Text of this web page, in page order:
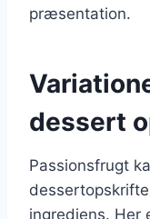
præsentation.
dessert
Passionsfrugt
ingrediens. Her